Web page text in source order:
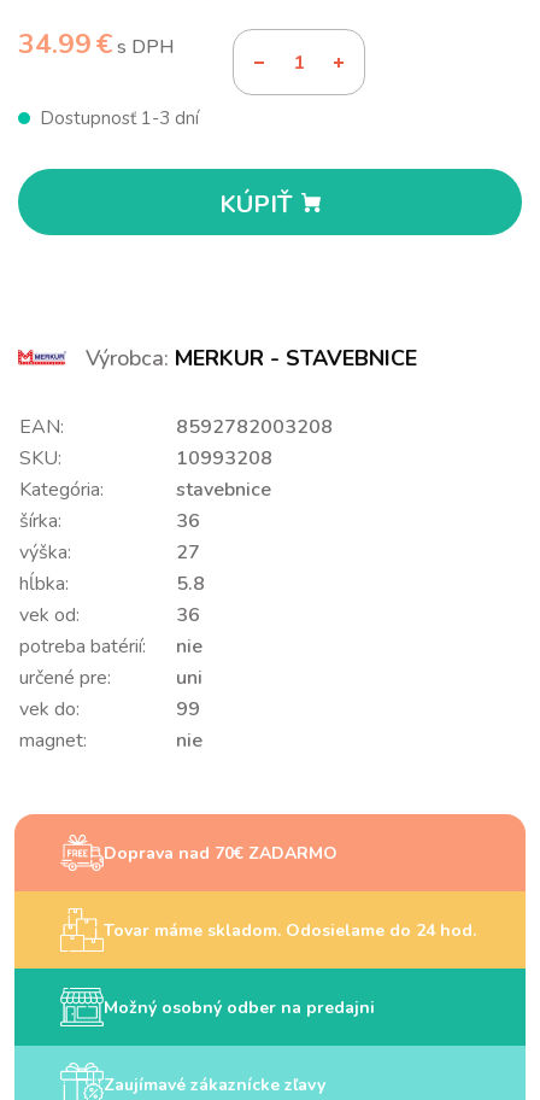
34.99 €s DPH
Dostupnosť 1-3 dní
KÚPIŤ
Výrobca: MERKUR - STAVEBNICE
EAN:
8592782003208
SKU:
10993208
Kategória:
stavebnice
šírka:
36
výška:
27
hĺbka:
5.8
vek od:
36
potreba batérií:
nie
určené pre:
uni
vek do:
99
magnet:
nie
Doprava nad 70€ ZADARMO
Tovar máme skladom. Odosielame do 24 hod.
Možný osobný odber na predajni
Zaujímavé zákaznícke zľavy